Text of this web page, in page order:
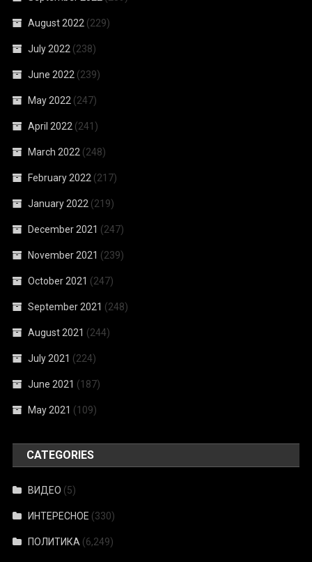
August 2022 (229)
July 2022 (238)
June 2022 (239)
May 2022 (247)
April 2022 (241)
March 2022 (248)
February 2022 (217)
January 2022 (219)
December 2021 (247)
November 2021 (239)
October 2021 (247)
September 2021 (248)
August 2021 (244)
July 2021 (224)
June 2021 (187)
May 2021 (109)
CATEGORIES
ВИДЕО (5)
ИНТЕРЕСНОЕ (330)
ПОЛИТИКА (6,249)